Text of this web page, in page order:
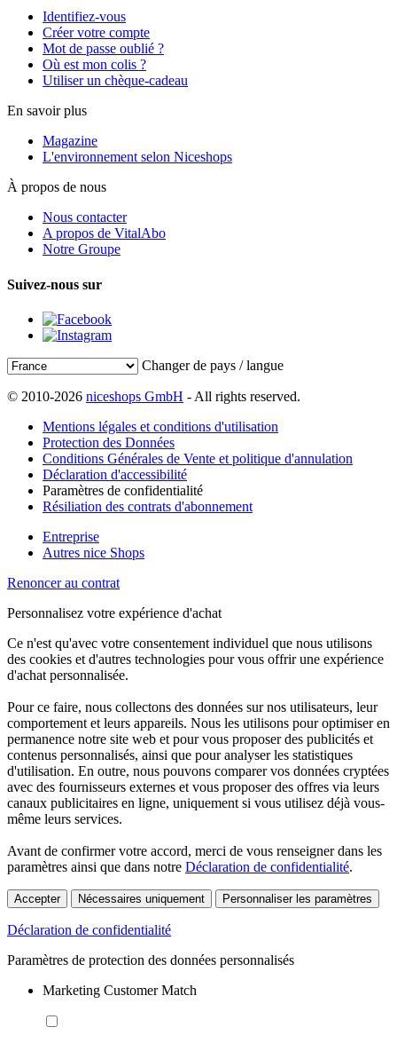
Identifiez-vous
Créer votre compte
Mot de passe oublié ?
Où est mon colis ?
Utiliser un chèque-cadeau
En savoir plus
Magazine
L'environnement selon Niceshops
À propos de nous
Nous contacter
A propos de VitalAbo
Notre Groupe
Suivez-nous sur
Changer de pays / langue
© 2010-2026 niceshops GmbH - All rights reserved.
Mentions légales et conditions d'utilisation
Protection des Données
Conditions Générales de Vente et politique d'annulation
Déclaration d'accessibilité
Paramètres de confidentialité
Résiliation des contrats d'abonnement
Entreprise
Autres nice Shops
Renoncer au contrat
Personnalisez votre expérience d'achat
Ce n'est qu'avec votre consentement individuel que nous utilisons
des cookies et d'autres technologies pour vous offrir une expérience
d'achat personnalisée.
Pour ce faire, nous collectons des données sur nos utilisateurs, leur
comportement et leurs appareils. Nous les utilisons pour optimiser en
permanence notre site web et pour vous proposer des publicités et
contenus personnalisés, ainsi que pour analyser les statistiques
d'utilisation. En outre, nous pouvons comparer vos données cryptées
avec des fournisseurs externes et vous proposer des offres via leurs
canaux publicitaires en ligne, uniquement si vous utilisez déjà vous-
même leurs services.
Avant de confirmer votre accord, merci de vous renseigner dans les
paramètres ainsi que dans notre Déclaration de confidentialité.
Accepter Nécessaires uniquement Personnaliser les paramètres
Déclaration de confidentialité
Paramètres de protection des données personnalisés
Marketing Customer Match